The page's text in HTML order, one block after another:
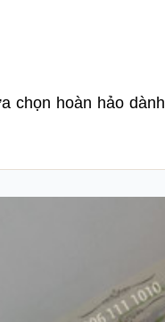
chọn hoàn hảo